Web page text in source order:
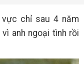
vực chỉ sau 4 năm
anh ngoại tình rồi